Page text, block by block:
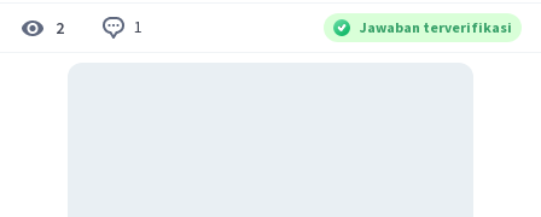
2 1 Jawaban terverifikasi